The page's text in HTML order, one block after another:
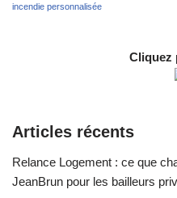
incendie personnalisée
Cliquez
Articles récents
Relance Logement : ce que
JeanBrun pour les bailleurs